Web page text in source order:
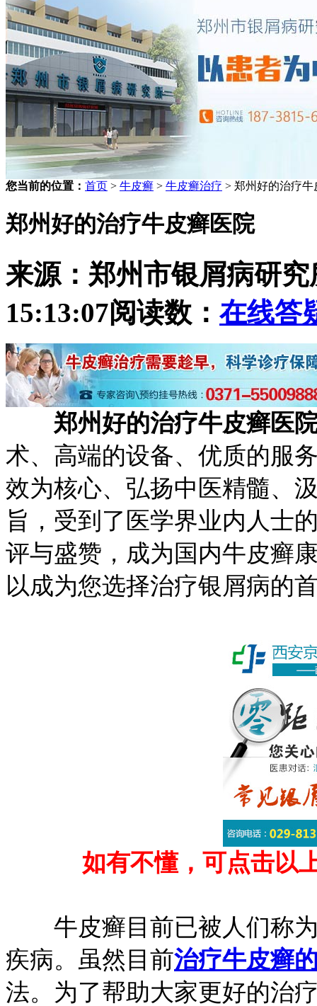
您当前的位置： 首页 > 牛皮癣 > 牛皮癣治疗 > 郑州好的治疗牛
郑州好的治疗牛皮癣医院
来源：郑州市银屑病研究
15:13:07阅读数： 在线答
郑州好的治疗牛皮癣医
术、高端的设备、优质的服
效为核心、弘扬中医精髓、
旨，受到了医学界业内人士
评与盛赞，成为国内牛皮癣
以成为您选择治疗银屑病的
如有不懂，可点击以
牛皮癣目前已被人们称为
疾病。虽然目前治疗牛皮癣
法。为了帮助大家更好的治